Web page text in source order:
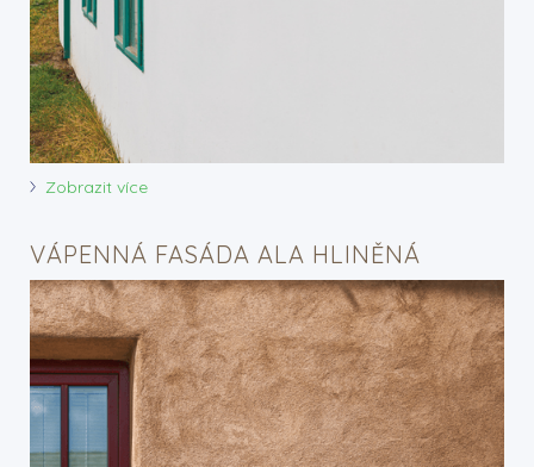
Zobrazit více
VÁPENNÁ FASÁDA ALA HLINĚNÁ